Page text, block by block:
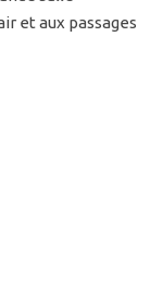
et aux passages